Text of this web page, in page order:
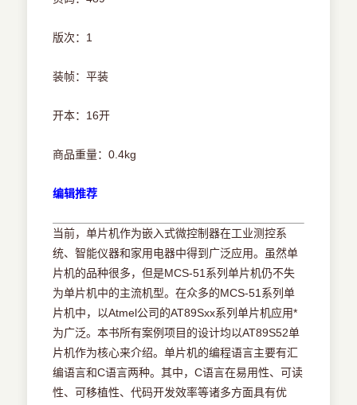
版次：1
装帧：平装
开本：16开
商品重量：0.4kg
编辑推荐
当前，单片机作为嵌入式微控制器在工业测控系
统、智能仪器和家用电器中得到广泛应用。虽然单
片机的品种很多，但是MCS-51系列单片机仍不失
为单片机中的主流机型。在众多的MCS-51系列单
片机中，以Atmel公司的AT89Sxx系列单片机应用*
为广泛。本书所有案例项目的设计均以AT89S52单
片机作为核心来介绍。单片机的编程语言主要有汇
编语言和C语言两种。其中，C语言在易用性、可读
性、可移植性、代码开发效率等诸多方面具有优